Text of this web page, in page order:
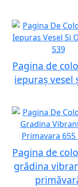
Pagina de
iepuraș vesel
Pagina de
grădina